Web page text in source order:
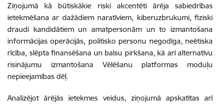
Ziņojumā kā būtiskākie riski akcentēti ārēja sabiedrības
ietekmēšana ar dažādiem naratīviem, kiberuzbrukumi, fiziski
draudi kandidātiem un amatpersonām un to izmantošana
informācijas operācijās, politisko personu negodīga, neētiska
rīcība, slēpta finansēšana un balsu pirkšana, kā arī alternatīvu
risinājumu izmantošana Vēlēšanu platformas moduļu
nepieejamības dēļ.
Analizējot ārējās ietekmes veidus, ziņojumā apskatītas arī